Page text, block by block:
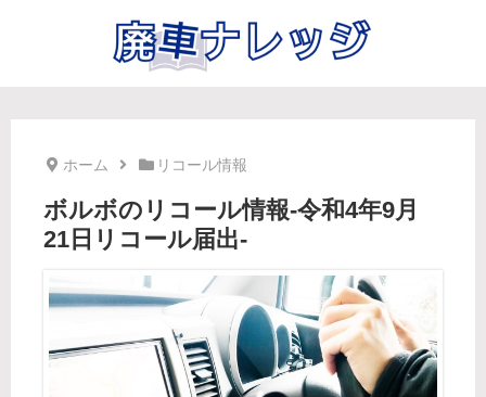
ホーム リコール情報
ボルボのリコール情報-令和4年9月
21日リコール届出-